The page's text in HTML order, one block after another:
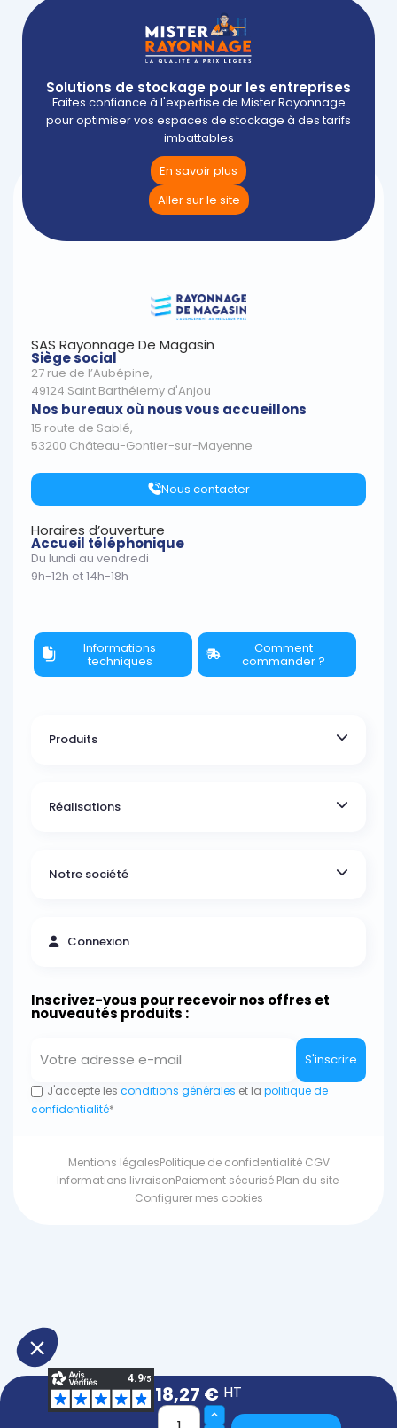
18,27 € HT
Solutions de stockage pour les entreprises
Faites confiance à l'expertise de Mister Rayonnage
pour optimiser vos espaces de stockage à des tarifs
imbattables
En savoir plus
Aller sur le site
SAS Rayonnage De Magasin
Siège social
27 rue de l’Aubépine,
49124 Saint Barthélemy d'Anjou
Nos bureaux où nous vous accueillons
15 route de Sablé,
53200 Château-Gontier-sur-Mayenne
Nous contacter
Horaires d’ouverture
Accueil téléphonique
Du lundi au vendredi
9h-12h et 14h-18h
Informations
techniques
Comment
commander ?
Produits
Réalisations
Notre société
Connexion
Inscrivez-vous pour recevoir nos offres et
nouveautés produits :
S'inscrire
J'accepte les conditions générales et la politique de
confidentialité*
Mentions légalesPolitique de confidentialité CGV
Informations livraisonPaiement sécurisé Plan du site
Configurer mes cookies